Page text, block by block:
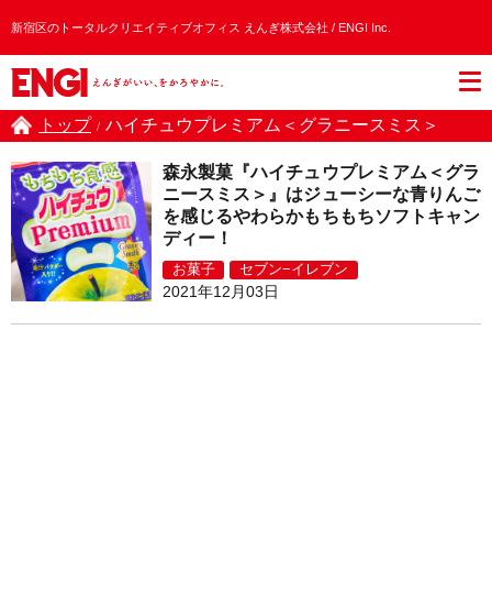
新宿区のトータルクリエイティブオフィス えんぎ株式会社 / ENGI Inc.
トップ / ハイチュウプレミアム＜グラニースミス＞
森永製菓『ハイチュウプレミアム＜グラ
ニースミス＞』はジューシーな青りんご
を感じるやわらかもちもちソフトキャン
ディー！
お菓子 セブン−イレブン
2021年12月03日